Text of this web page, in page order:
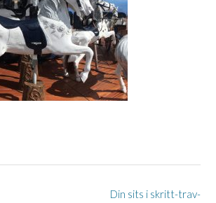
Din sits i skritt-trav-